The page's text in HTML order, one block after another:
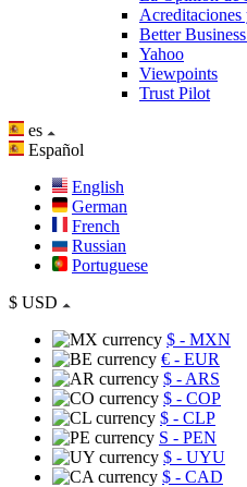
Acreditaciones
Better
Yahoo
Viewpoints
Trust Pilot
es
Español
English
German
French
Russian
Portuguese
$ USD
$ - MXN
€ - EUR
$ - ARS
$ - COP
$ - CLP
S - PEN
$ - UYU
$ - CAD